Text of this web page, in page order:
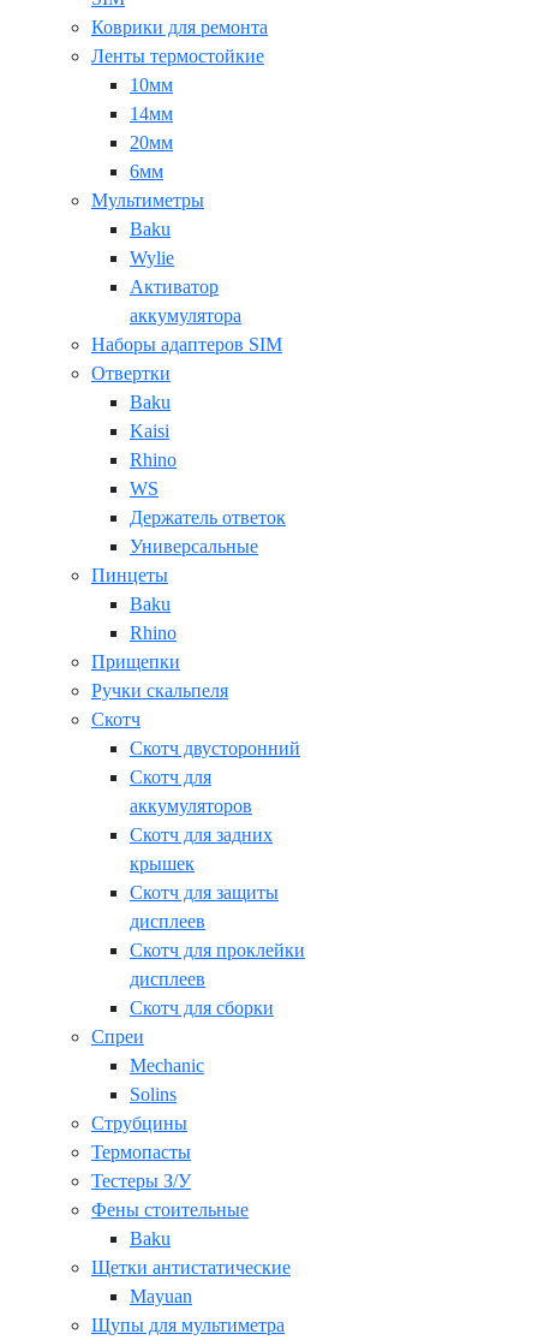
Коврики для ремонта
Ленты термостойкие
10мм
14мм
20мм
6мм
Мультиметры
Baku
Wylie
Активатор
аккумулятора
Наборы адаптеров SIM
Отвертки
Baku
Kaisi
Rhino
WS
Держатель ответок
Универсальные
Пинцеты
Baku
Rhino
Прищепки
Ручки скальпеля
Скотч
Скотч двусторонний
Скотч для
аккумуляторов
Скотч для задних
крышек
Скотч для защиты
дисплеев
Скотч для проклейки
дисплеев
Скотч для сборки
Спреи
Mechanic
Solins
Струбцины
Термопасты
Тестеры З/У
Фены стоительные
Baku
Щетки антистатические
Mayuan
Щупы для мультиметра